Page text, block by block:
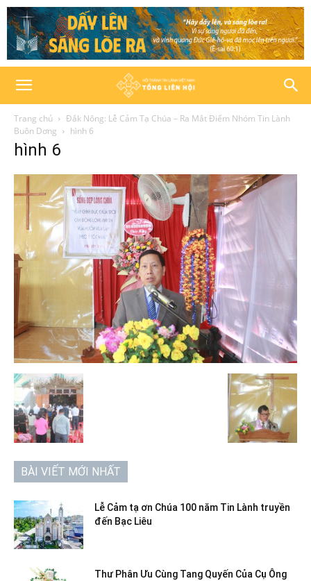
Trang chủ
Đắk Nông: Lễ Cảm Tạ Chúa – Ra Mắt Điểm Nhóm Tin Lành
Buôn Dơng
hình 6
hình 6
BÀI VIẾT MỚI NHẤT
Lễ Cảm tạ ơn Chúa 100 năm Tin Lành truyền
đến Bạc Liêu
Thư Phân Ưu Cùng Tang Quyến Của Cụ Ông